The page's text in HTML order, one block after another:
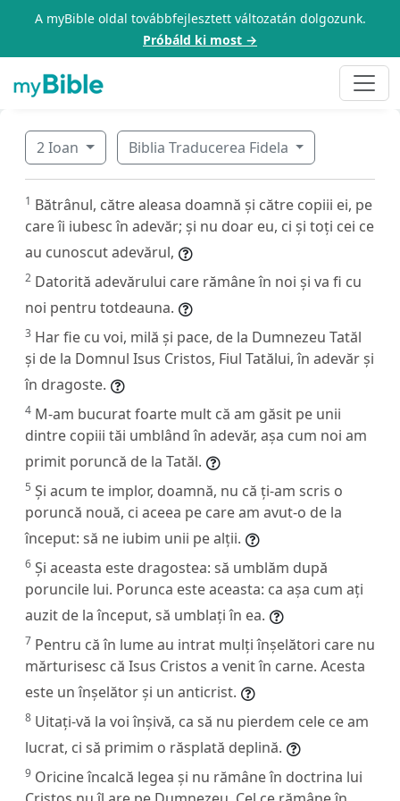
A myBible oldal továbbfejlesztett változatán dolgozunk.
Próbáld ki most →
2 Ioan Biblia Traducerea Fidela
1 Bătrânul, către aleasa doamnă și către copiii ei, pe
care îi iubesc în adevăr; și nu doar eu, ci și toți cei ce
au cunoscut adevărul,
2 Datorită adevărului care rămâne în noi și va fi cu
noi pentru totdeauna.
3 Har fie cu voi, milă și pace, de la Dumnezeu Tatăl
și de la Domnul Isus Cristos, Fiul Tatălui, în adevăr și
în dragoste.
4 M-am bucurat foarte mult că am găsit pe unii
dintre copiii tăi umblând în adevăr, așa cum noi am
primit poruncă de la Tatăl.
5 Și acum te implor, doamnă, nu că ți-am scris o
poruncă nouă, ci aceea pe care am avut-o de la
început: să ne iubim unii pe alții.
6 Și aceasta este dragostea: să umblăm după
poruncile lui. Porunca este aceasta: ca așa cum ați
auzit de la început, să umblați în ea.
7 Pentru că în lume au intrat mulți înșelători care nu
mărturisesc că Isus Cristos a venit în carne. Acesta
este un înșelător și un anticrist.
8 Uitați-vă la voi înșivă, ca să nu pierdem cele ce am
lucrat, ci să primim o răsplată deplină.
9 Oricine încalcă legea și nu rămâne în doctrina lui